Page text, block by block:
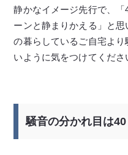
静かなイメージ先行で、
ーンと静まりかえる」と
の暮らしているご自宅よ
いように気をつけてくださ
騒音の分かれ目は40